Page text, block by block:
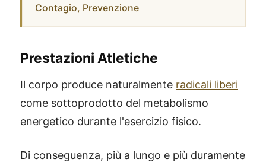
Contagio, Prevenzione
Prestazioni Atletiche
Il corpo produce naturalmente radicali liberi
come sottoprodotto del metabolismo
energetico durante l'esercizio fisico.
Di conseguenza, più a lungo e più duramente